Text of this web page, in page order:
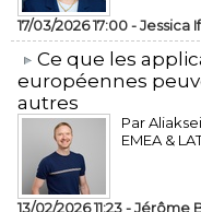
17/03/2026 17:00 -Jessica
​Ce que les
européennes
autres
Par
EMEA &
13/02/2026 11:23 -Jérôme